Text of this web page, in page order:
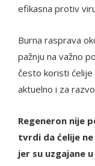
efikasna protiv
Burna rasprava
pažnju na važno
često koristi ćelije
aktuelno i za
Regeneron nije
tvrdi da ćelije
jer su uzgajane